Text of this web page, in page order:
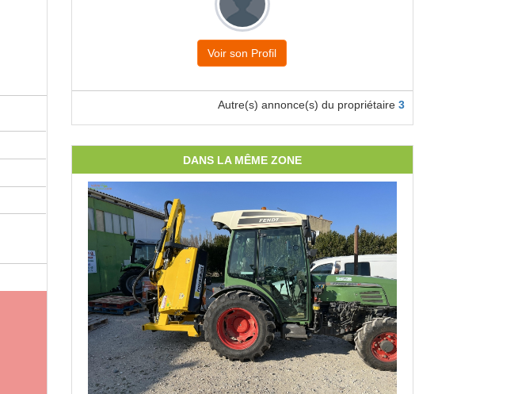
Voir son Profil
Autre(s) annonce(s) du propriétaire 3
DANS LA MÊME ZONE